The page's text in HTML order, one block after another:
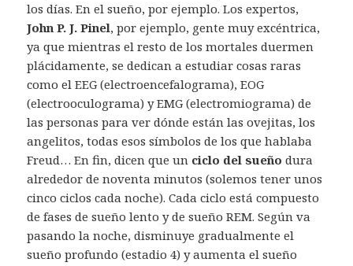
los días. En el sueño, por ejemplo. Los expertos,
John P. J. Pinel, por ejemplo, gente muy excéntrica,
ya que mientras el resto de los mortales duermen
plácidamente, se dedican a estudiar cosas raras
como el EEG (electroencefalograma), EOG
(electrooculograma) y EMG (electromiograma) de
las personas para ver dónde están las ovejitas, los
angelitos, todas esos símbolos de los que hablaba
Freud… En fin, dicen que un ciclo del sueño dura
alrededor de noventa minutos (solemos tener unos
cinco ciclos cada noche). Cada ciclo está compuesto
de fases de sueño lento y de sueño REM. Según va
pasando la noche, disminuye gradualmente el
sueño profundo (estadio 4) y aumenta el sueño